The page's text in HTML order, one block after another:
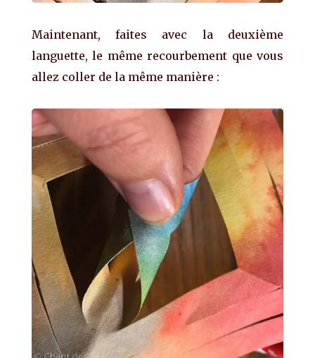
Maintenant, faites avec la deuxième
languette, le même recourbement que vous
allez coller de la même manière :